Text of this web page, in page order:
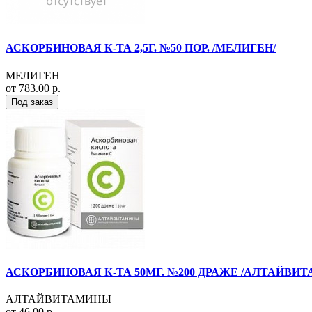
АСКОРБИНОВАЯ К-ТА 2,5Г. №50 ПОР. /МЕЛИГЕН/
МЕЛИГЕН
от 783.00 р.
Под заказ
АСКОРБИНОВАЯ К-ТА 50МГ. №200 ДРАЖЕ /
АЛТАЙВИТАМИНЫ